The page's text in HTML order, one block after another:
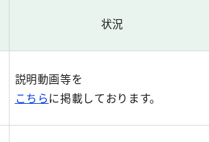
状況
説明動画等を
こちらに掲載しております。